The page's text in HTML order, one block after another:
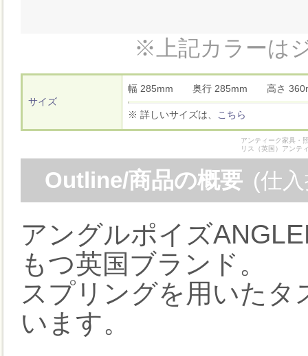
※上記カラーは
サイズ
幅 285mm 奥行 285mm 高さ
※ 詳しいサイズは、 こちら
アンティーク家具・
リス（英国）アンテ
Outline/商品の概要 (仕
アングルポイズ
もつ英国ブランド。
スプリングを用いた
います。